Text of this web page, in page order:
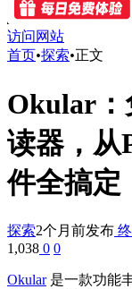
访问网站
首页•探索•正文
Okular：
读器，从
件全搞定
探索2个月前发布
1,038 0 0
Okular是一款功能